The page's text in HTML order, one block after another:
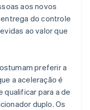
aos novos
do controle
ao valor que
preferir a
a aceleração é
qualificar para a de
duplo. Os